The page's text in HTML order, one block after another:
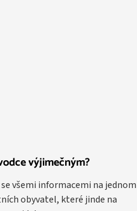
výjimečným?
všemi informacemi na jednom
obyvatel, které jinde na